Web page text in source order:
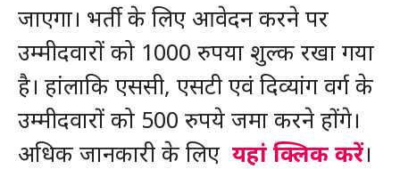
जाएगा। भर्ती के लिए आवेदन करने पर
उम्मीदवारों को 1000 रुपया शुल्क रखा गया
है। हांलाकि एससी, एसटी एवं दिव्यांग वर्ग के
उम्मीदवारों को 500 रुपये जमा करने होंगे।
अधिक जानकारी के लिए यहां क्लिक करें।